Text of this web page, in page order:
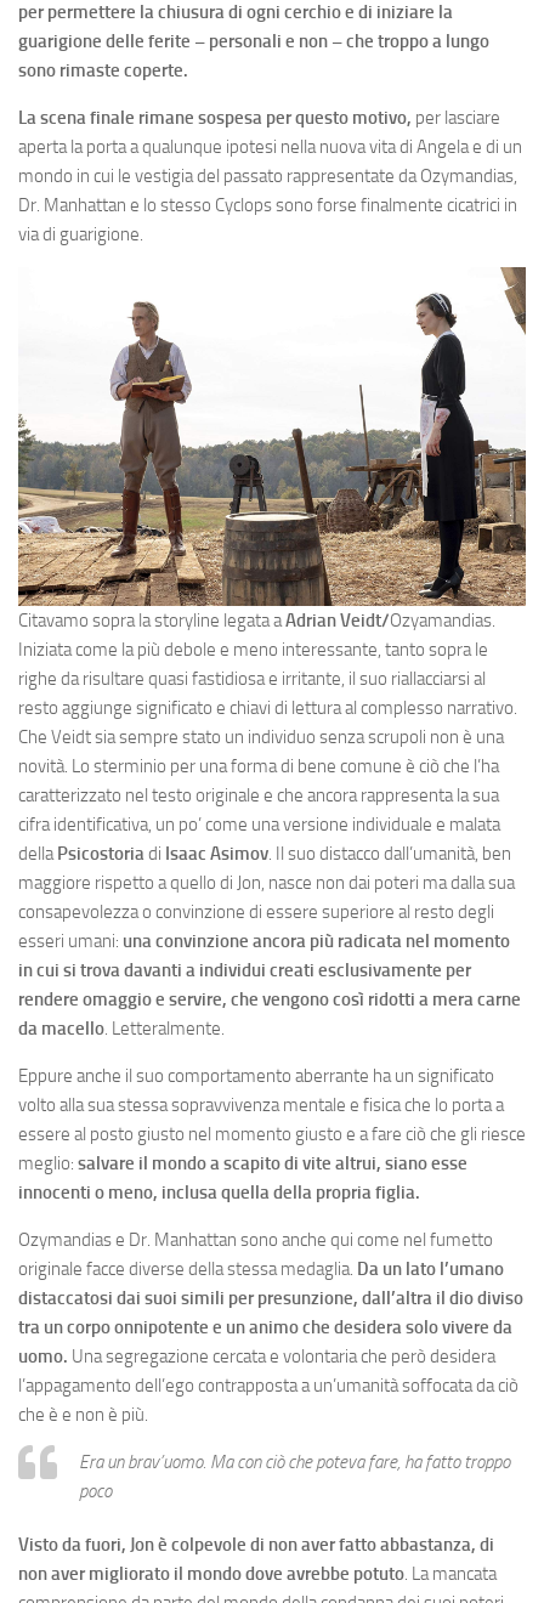
per permettere la chiusura di ogni cerchio e di iniziare la
guarigione delle ferite – personali e non – che troppo a lungo
sono rimaste coperte.
La scena finale rimane sospesa per questo motivo, per lasciare
aperta la porta a qualunque ipotesi nella nuova vita di Angela e di un
mondo in cui le vestigia del passato rappresentate da Ozymandias,
Dr. Manhattan e lo stesso Cyclops sono forse finalmente cicatrici in
via di guarigione.
Citavamo sopra la storyline legata aAdrian Veidt/Ozyamandias.
Iniziata come la più debole e meno interessante, tanto sopra le
righe da risultare quasi fastidiosa e irritante, il suo riallacciarsi al
resto aggiunge significato e chiavi di lettura al complesso narrativo.
Che Veidt sia sempre stato un individuo senza scrupoli non è una
novità. Lo sterminio per una forma di bene comune è ciò che l’ha
caratterizzato nel testo originale e che ancora rappresenta la sua
cifra identificativa, un po’ come una versione individuale e malata
dellaPsicostoriadi Isaac Asimov. Il suo distacco dall’umanità, ben
maggiore rispetto a quello di Jon, nasce non dai poteri ma dalla sua
consapevolezza o convinzione di essere superiore al resto degli
esseri umani: una convinzione ancora più radicata nel momento
in cui si trova davanti a individui creati esclusivamente per
rendere omaggio e servire, che vengono così ridotti a mera carne
da macello. Letteralmente.
Eppure anche il suo comportamento aberrante ha un significato
volto alla sua stessa sopravvivenza mentale e fisica che lo porta a
essere al posto giusto nel momento giusto e a fare ciò che gli riesce
meglio: salvare il mondo a scapito di vite altrui, siano esse
innocenti o meno, inclusa quella della propria figlia.
Ozymandias e Dr. Manhattan sono anche qui come nel fumetto
originale facce diverse della stessa medaglia. Da un lato l’umano
distaccatosi dai suoi simili per presunzione, dall’altra il dio diviso
tra un corpo onnipotente e un animo che desidera solo vivere da
uomo. Una segregazione cercata e volontaria che però desidera
l’appagamento dell’ego contrapposta a un’umanità soffocata da ciò
che è e non è più.
Era un brav’uomo. Ma con ciò che poteva fare, ha fatto troppo
poco
Visto da fuori, Jon è colpevole di non aver fatto abbastanza, di
non aver migliorato il mondo dove avrebbe potuto. La mancata